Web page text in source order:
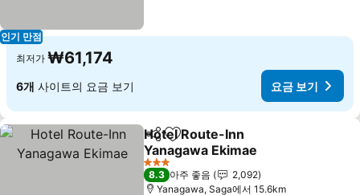
인기 만점
최저가 ₩61,174
6개 사이트의 요금 보기 요금 보기
공유 즐겨찾기에 추가
Hotel Route-Inn
Yanagawa Ekimae
3 성급
8.3 아주 좋음
2,092
Yanagawa, Saga에서 15.6km